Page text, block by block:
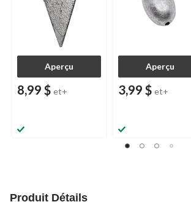
Aperçu
8,99 $ et+
Aperçu
3,99 $ et+
Produit Détails